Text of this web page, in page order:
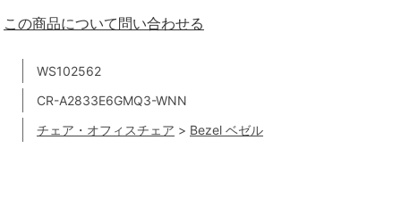
WS102562
CR-A2833E6GMQ3-WNN
チェア・オフィスチェア > Bezel ベゼル
この商品について問い合わせる